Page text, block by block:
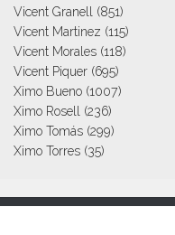
Vicent Granell
(851)
Vicent Martinez (115)
Vicent Morales (118)
Vicent Piquer (695)
Ximo Bueno (1007)
Ximo Rosell
(236)
Ximo Tomás (299)
Ximo Torres (35)